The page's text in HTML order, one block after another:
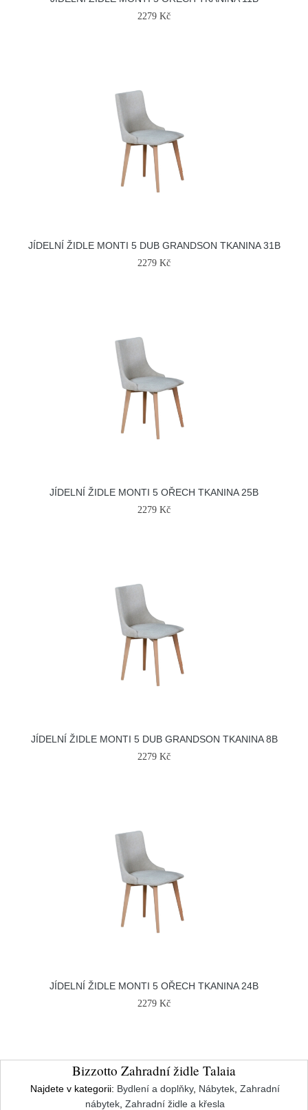
2279 Kč
JÍDELNÍ ŽIDLE MONTI 5 DUB GRANDSON TKANINA 31B
2279 Kč
JÍDELNÍ ŽIDLE MONTI 5 OŘECH TKANINA 25B
2279 Kč
JÍDELNÍ ŽIDLE MONTI 5 DUB GRANDSON TKANINA 8B
2279 Kč
JÍDELNÍ ŽIDLE MONTI 5 OŘECH TKANINA 24B
2279 Kč
Bizzotto Zahradní židle Talaia
Najdete v kategorii: Bydlení a doplňky, Nábytek, Zahradní
nábytek, Zahradní židle a křesla